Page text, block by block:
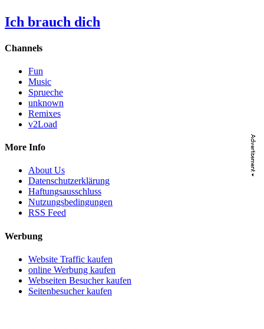
Ich brauch dich
Channels
Fun
Music
Sprueche
unknown
Remixes
v2Load
More Info
About Us
Datenschutzerklärung
Haftungsausschluss
Nutzungsbedingungen
RSS Feed
Werbung
Website Traffic kaufen
online Werbung kaufen
Webseiten Besucher kaufen
Seitenbesucher kaufen